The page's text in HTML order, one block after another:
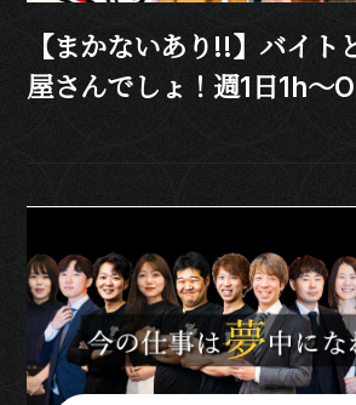
【まかないあり!!】バイト
屋さんでしょ！週1日1h～